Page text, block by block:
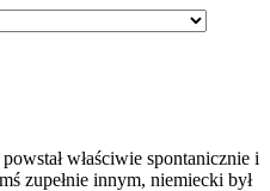
powstał właściwie spontanicznie i
zupełnie innym, niemiecki był